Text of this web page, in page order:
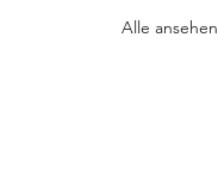
Alle ansehen